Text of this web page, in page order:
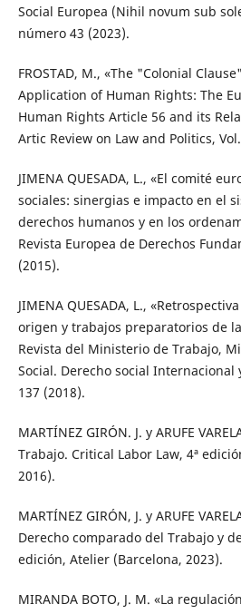
Social Europea (Nihil novum sub
número 43 (2023).
FROSTAD, M., «The "Colonial
Application of Human Rights: The
Human Rights Article 56 and its
Artic Review on Law and Politics,
JIMENA QUESADA, L., «El comité
sociales: sinergias e impacto en el
derechos humanos y en los
Revista Europea de Derechos
(2015).
JIMENA QUESADA, L.,
origen y trabajos preparatorios de
Revista del Ministerio de Trabajo,
Social. Derecho social
137 (2018).
MARTÍNEZ GIRÓN. J. y ARUFE
Trabajo. Critical Labor Law, 4ª
2016).
MARTÍNEZ GIRÓN, J. y ARUFE
Derecho comparado del Trabajo y
edición, Atelier (Barcelona, 2023).
MIRANDA BOTO, J. M. «La